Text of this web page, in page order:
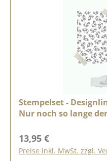
Stempelset -
Nur noch so lange
Regulärer Preis:
13,95 €
Preise inkl. MwSt. zzgl.